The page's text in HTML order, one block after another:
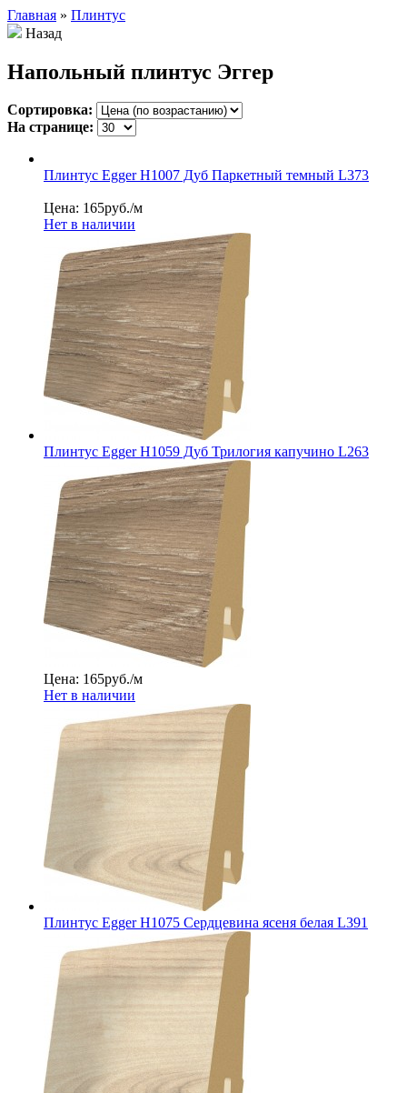
Главная » Плинтус
Назад
Напольный плинтус Эггер
Сортировка:
На странице:
Плинтус Egger Н1007 Дуб Паркетный темный L373
Цена: 165руб./м
Нет в наличии
Плинтус Egger Н1059 Дуб Трилогия капучино L263
Цена: 165руб./м
Нет в наличии
Плинтус Egger Н1075 Сердцевина ясеня белая L391